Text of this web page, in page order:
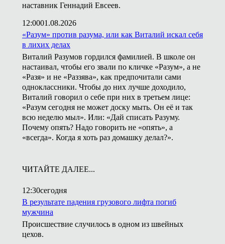
наставник Геннадий Евсеев.
12:0001.08.2026
«Разум» против разума, или как Виталий искал себя
в лихих делах
Виталий Разумов гордился фамилией. В школе он
настаивал, чтобы его звали по кличке «Разум», а не
«Разя» и не «Раззява», как предпочитали сами
одноклассники. Чтобы до них лучше доходило,
Виталий говорил о себе при них в третьем лице:
«Разум сегодня не может доску мыть. Он её и так
всю неделю мыл». Или: «Дай списать Разуму.
Почему опять? Надо говорить не «опять», а
«всегда». Когда я хоть раз домашку делал?».
ЧИТАЙТЕ ДАЛЕЕ...
12:30сегодня
В результате падения грузового лифта погиб
мужчина
Происшествие случилось в одном из швейных
цехов.